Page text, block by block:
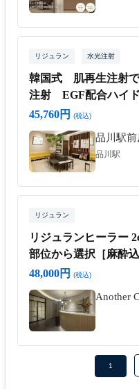
リジュラン 水光注射
韓国式 肌再生注射
注射 EGF配合ハイ
45,760円
(税込)
品川駅
品川駅
リジュラン
リジュランヒーラー
部位から選択［麻酔込
48,000円
(税込)
Another
1